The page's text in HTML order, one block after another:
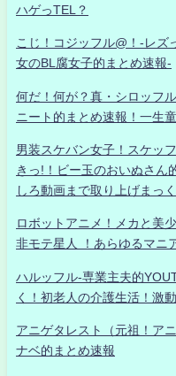
ハゲっTEL？
こじ！コジッフル@！-レズ
女のBL腐女子的まとめ速報-
何だ！何が？真・シロッ
ニート的まとめ速報！一生
男装スケバン女子！スケッ
きっ!！ビー玉のおいぬさ
しろ動画まで取り上げまっ
ロボットアニメ！メカと美
非モテ星人 ！あらゆるマニ
ハルッフル-専業主夫的
く！初老人の介護生活！激
アニゲタレスト（元祖！ア
ナベ的まとめ速報